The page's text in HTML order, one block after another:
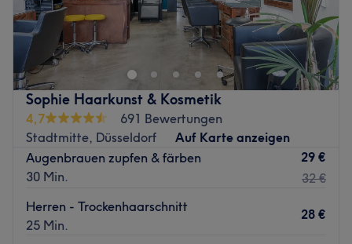
Sophie Haarkunst & Kosmetik
4,7
691 Bewertungen
Stadtmitte, Düsseldorf
Auf Karte anzeigen
Augenbrauen zupfen & färben
30 Min.
29 €
32 €
Herren - Trockenhaarschnitt
25 Min.
28 €